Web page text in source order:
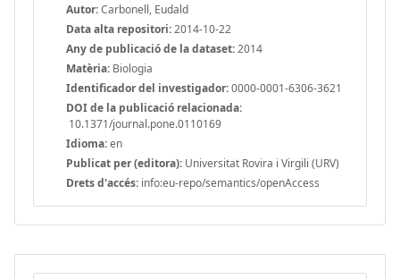
Autor:Carbonell, Eudald
Data alta repositori:2014-10-22
Any de publicació de la dataset:2014
Matèria: Biologia
Identificador del investigador:0000-0001-6306-3621
DOI de la publicació relacionada:
10.1371/journal.pone.0110169
Idioma:en
Publicat per (editora): Universitat Rovira i Virgili (URV)
Drets d'accés: info:eu-repo/semantics/openAccess